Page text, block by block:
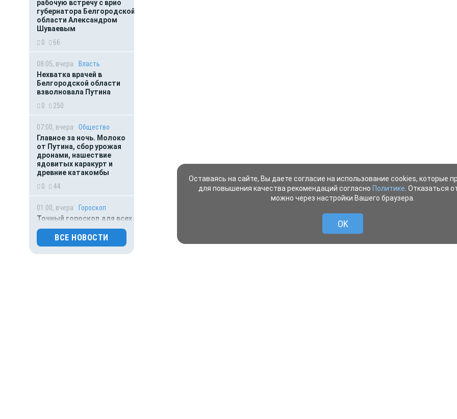
рабочую встречу с врио
губернатора Белгородской
области Александром
Шуваевым
0
66
08:05, вчера
Власть
Нехватка врачей в
Белгородской области
взволновала Путина
0
250
07:00, вчера
Общество
Главное за ночь. Молоко
от Путина, сбор урожая
дронами, нашествие
ядовитых каракурт и
древние катакомбы
0
44
01:00, вчера
Гороскоп
Точный гороскоп для всех
знаков зодиака на сегодня
— 6 августа
0
68
ВСЕ НОВОСТИ
Оставаясь на сайте, Вы даете согласие на использование cookies, которые
для повышения качества рекомендаций согласно Политике . Отказаться
можно через настройки Вашего браузера.
OK